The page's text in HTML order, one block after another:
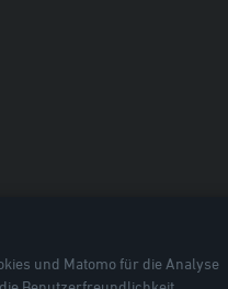
und Matomo für die Analyse